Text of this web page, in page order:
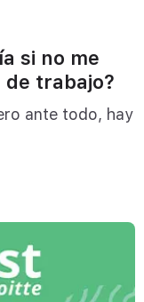
si no me
trabajo?
ante todo, hay